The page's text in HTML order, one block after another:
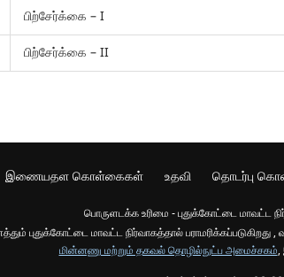
பிற்சேர்க்கை – I
பிற்சேர்க்கை – II
இணையதள கொள்கைகள் உதவி தொடர்பு
பொருளடக்க உரிமை - புதுக்கோட்டை மாவட்ட
மாவட்ட நிர்வாகத்தால் பராமரிக்கப்படுகிறது ,
மின்னணு மற்றும் தகவல் தொழில்நுட்ப அமைச்சகம்,